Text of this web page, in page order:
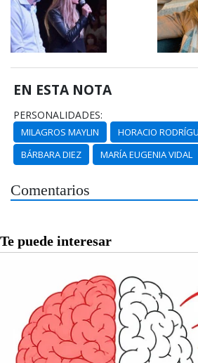
EN ESTA NOTA
PERSONALIDADES:
MILAGROS MAYLIN
HORACIO
BÁRBARA DIEZ
MARÍA EUGENIA VIDAL
Comentarios